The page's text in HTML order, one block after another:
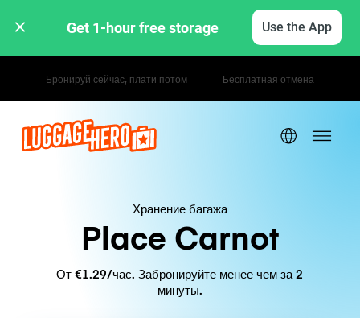
Get 1-hour free storage Use the App
Почасовые / дневные тарифы
Хранение багажа
Place Carnot
От €1.29/час. Забронируйте менее чем за 2
минуты.